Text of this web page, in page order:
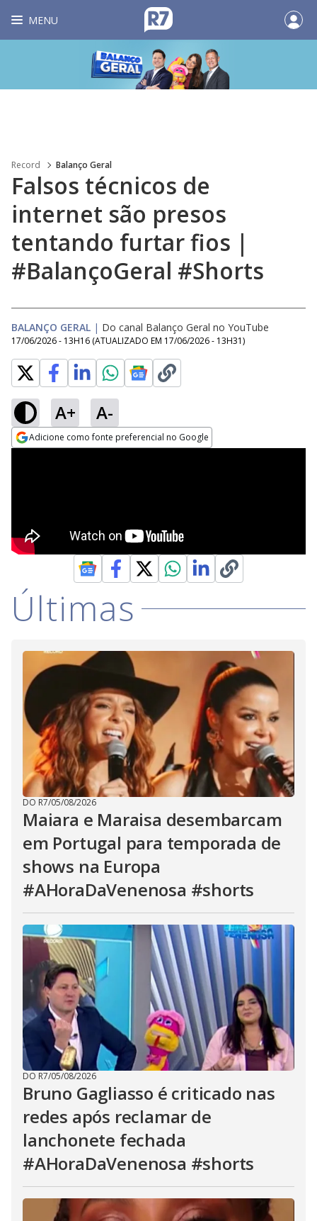
MENU
Record Balanço Geral
Falsos técnicos de
internet são presos
tentando furtar fios |
#BalançoGeral #Shorts
BALANÇO GERAL | Do canal Balanço Geral no YouTube
17/06/2026 - 13H16 (ATUALIZADO EM 17/06/2026 - 13H31)
A+ A-
Adicione como fonte preferencial no Google
Últimas
DO R7/05/08/2026
Maiara e Maraisa desembarcam
em Portugal para temporada de
shows na Europa
#AHoraDaVenenosa #shorts
DO R7/05/08/2026
Bruno Gagliasso é criticado nas
redes após reclamar de
lanchonete fechada
#AHoraDaVenenosa #shorts